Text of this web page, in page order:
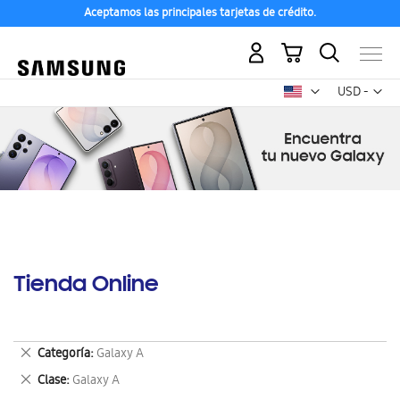
Aceptamos las principales tarjetas de crédito.
USD -
dólar
Mi carrito
Tienda Online
Categoría Galaxy A
Eliminar
este
artículo
Clase Galaxy A
Eliminar